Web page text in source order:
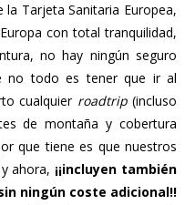
la Tarjeta Sanitaria Europea,
con total tranquilidad,
no hay ningún seguro
no todo es tener que ir al
cualquier roadtrip(incluso
de montaña y cobertura
que tiene es que nuestros
ahora, ¡¡incluyen también
ningún coste adicional!!